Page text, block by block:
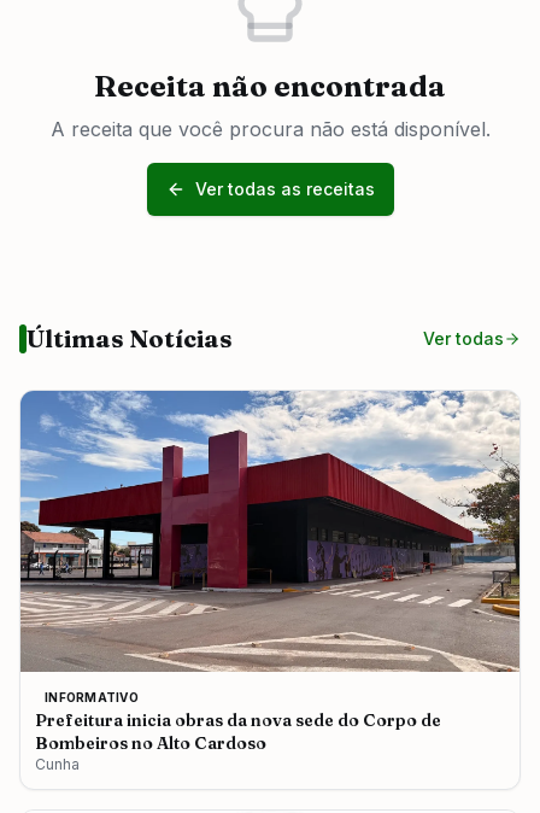
Receita não encontrada
A receita que você procura não está disponível.
Ver todas as receitas
Últimas Notícias Ver todas
INFORMATIVO
Prefeitura inicia obras da nova sede do Corpo de
Bombeiros no Alto Cardoso
Cunha